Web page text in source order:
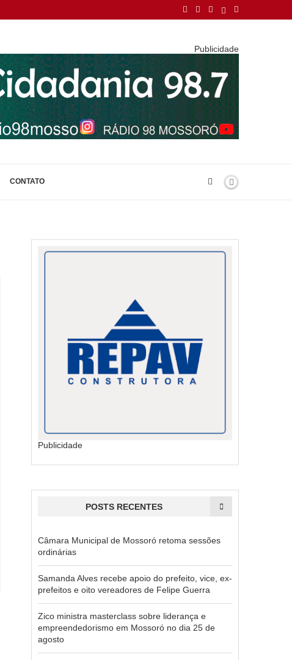
Publicidade
CONTATO
Publicidade
POSTS RECENTES
Câmara Municipal de Mossoró retoma sessões
ordinárias
Samanda Alves recebe apoio do prefeito, vice, ex-
prefeitos e oito vereadores de Felipe Guerra
Zico ministra masterclass sobre liderança e
empreendedorismo em Mossoró no dia 25 de
agosto